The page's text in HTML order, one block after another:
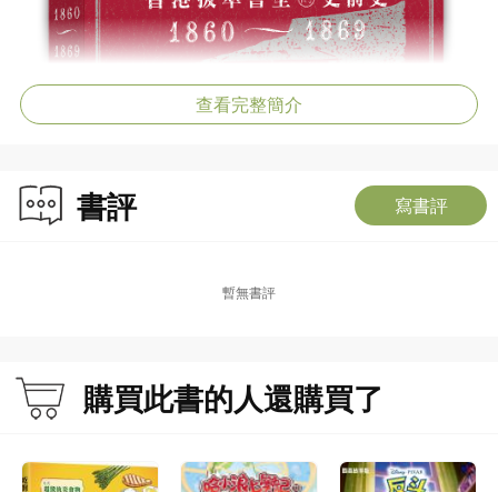
查看完整簡介
書評 寫書評
暫無書評
購買此書的人還購買了